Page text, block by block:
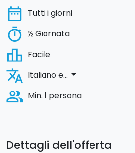
Dettagli dell'offerta
date_range Tutti i giorni
timer ½ Giornata
leaderboard Facile
translate Italiano e... arrow_drop_down
people_alt Min. 1 persona